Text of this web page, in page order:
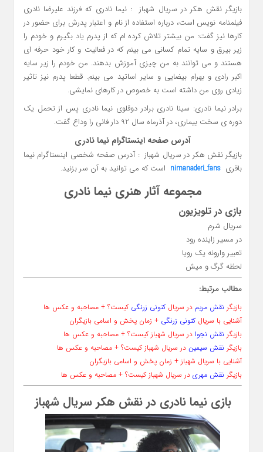
بازیگر نقش هکر در سریال شهباز : نیما نادری که فرزند علیرضا نادری
فیلمنامه نویس است، درباره استفاده از نام و اعتبار پدرش برای حضور در
کارها نیز گفت: من بیشتر تلاش کرده ام که از پدرم یاد بگیرم و خودم را
زیر بیرق و سایه تمام کسانی می بینم که در فعالیت و کار خود حرفه ای
هستند و می توانند به من چیزی آموزش بدهند. من خودم را زیر سایه
اکبر رادی و بهرام بیضایی و سایر اساتید می بینم. قطعا پدرم نیز تاثیر
زیادی روی من داشته است به خصوص در کارهای نمایشی.
برادر نیما نادری: سینا نادری برادر دوقلوی نیما نادری پس از تحمل یک
دوره ی سخت بیماری، در آذرماه سال 92 دار فانی را وداع گفت.
آدرس صفحه اینستاگرام نیما نادری
بازیگر نقش هکر در سریال شهباز : آدرس صفحه شخصی اینستاگرام نیما
باقری nimanaderi_fans است که می توانید به آن سر بزنید.
مجموعه آثار هنری نیما نادری
بازی در تلویزیون
سریال شرم
در مسیر زاینده رود
تعبیر وارونه یک رویا
لحظه گرگ و میش
مطالب مرتبط:
بازیگر نقش مریم در سریال کتونی زرنگی کیست؟ + مصاحبه و عکس ها
آشنایی با سریال کتونی زرنگی + زمان پخش و اسامی بازیگران
بازیگر نقش نجوا در سریال شهباز کیست؟ + مصاحبه و عکس ها
بازیگر نقش سیمیندر سریال شهباز کیست؟ + مصاحبه و عکس ها
آشنایی با سریال شهباز + زمان پخش و اسامی بازیگران
بازیگر نقش مهریدر سریال شهباز کیست؟ + مصاحبه و عکس ها
بازی نیما نادری در نقش هکر سریال شهباز